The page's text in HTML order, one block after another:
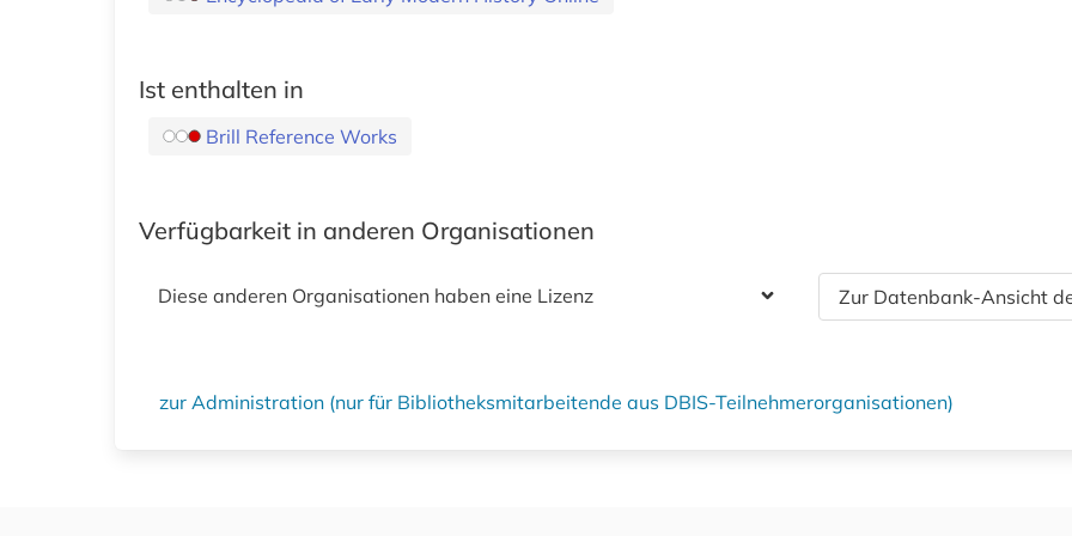
Ist enthalten in
Brill Reference Works
Verfügbarkeit in anderen Organisationen
Diese anderen Organisationen haben eine Lizenz Zur Datenbank-Ansicht
zur Administration (nur für Bibliotheksmitarbeitende aus DBIS-Teilnehmerorganisationen)